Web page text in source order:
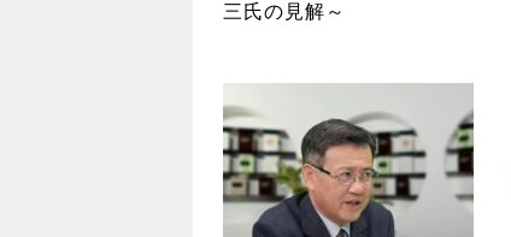
三氏の見解～